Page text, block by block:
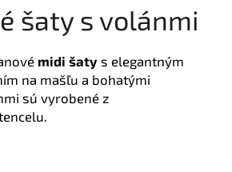
šaty s volánmi
midi šaty s elegantným
na mašľu a bohatými
sú vyrobené z